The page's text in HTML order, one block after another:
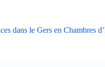
dans le Gers en Chambres